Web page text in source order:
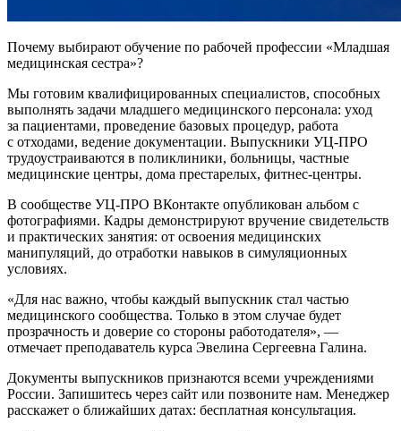
Почему выбирают обучение по рабочей профессии «Младшая
медицинская сестра»?
Мы готовим квалифицированных специалистов, способных
выполнять задачи младшего медицинского персонала: уход
за пациентами, проведение базовых процедур, работа
с отходами, ведение документации. Выпускники УЦ-ПРО
трудоустраиваются в поликлиники, больницы, частные
медицинские центры, дома престарелых, фитнес-центры.
В сообществе УЦ-ПРО ВКонтакте опубликован альбом с
фотографиями. Кадры демонстрируют вручение свидетельств
и практических занятия: от освоения медицинских
манипуляций, до отработки навыков в симуляционных
условиях.
«Для нас важно, чтобы каждый выпускник стал частью
медицинского сообщества. Только в этом случае будет
прозрачность и доверие со стороны работодателя», —
отмечает преподаватель курса Эвелина Сергеевна Галина.
Документы выпускников признаются всеми учреждениями
России. Запишитесь через сайт или позвоните нам. Менеджер
расскажет о ближайших датах: бесплатная консультация.